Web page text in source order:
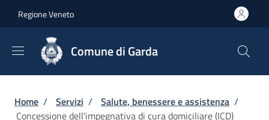
Regione Veneto
Comune di Garda
Briciole di pane
Home / Servizi / Salute, benessere e assistenza /
Concessione dell'impegnativa di cura domiciliare (ICD)